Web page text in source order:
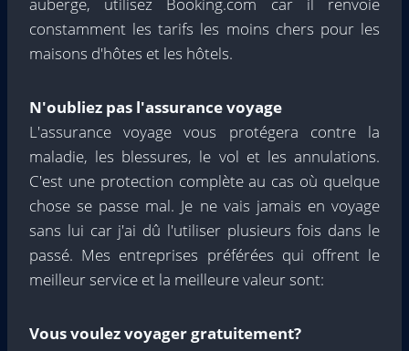
constamment les tarifs les moins chers pour les
maisons d'hôtes et les hôtels.
N'oubliez pas l'assurance voyage
L'assurance voyage vous protégera contre la
maladie, les blessures, le vol et les annulations.
C'est une protection complète au cas où quelque
chose se passe mal. Je ne vais jamais en voyage
sans lui car j'ai dû l'utiliser plusieurs fois dans le
passé. Mes entreprises préférées qui offrent le
meilleur service et la meilleure valeur sont:
Vous voulez voyager gratuitement?